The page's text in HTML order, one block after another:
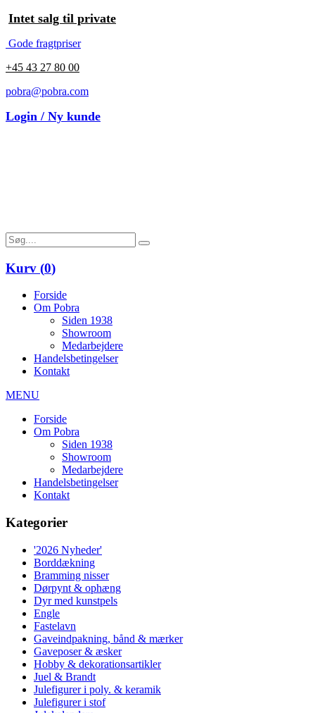
Intet salg til private
Gode fragtpriser
+45 43 27 80 00
pobra@pobra.com
Login / Ny kunde
Kurv (0)
Forside
Om Pobra
Siden 1938
Showroom
Medarbejdere
Handelsbetingelser
Kontakt
MENU
Forside
Om Pobra
Siden 1938
Showroom
Medarbejdere
Handelsbetingelser
Kontakt
Kategorier
'2026 Nyheder'
Borddækning
Bramming nisser
Dørpynt & ophæng
Dyr med kunstpels
Engle
Fastelavn
Gaveindpakning, bånd & mærker
Gaveposer & æsker
Hobby & dekorationsartikler
Juel & Brandt
Julefigurer i poly. & keramik
Julefigurer i stof